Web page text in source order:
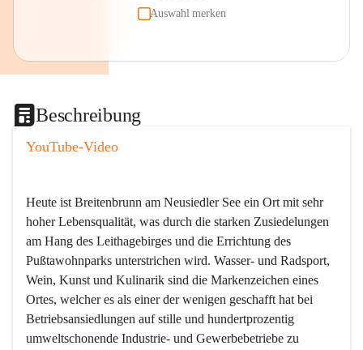
Auswahl merken
Beschreibung
YouTube-Video
Heute ist Breitenbrunn am Neusiedler See ein Ort mit sehr
hoher Lebensqualität, was durch die starken Zusiedelungen
am Hang des Leithagebirges und die Errichtung des
Pußtawohnparks unterstrichen wird. Wasser- und Radsport,
Wein, Kunst und Kulinarik sind die Markenzeichen eines
Ortes, welcher es als einer der wenigen geschafft hat bei
Betriebsansiedlungen auf stille und hundertprozentig
umweltschonende Industrie- und Gewerbebetriebe zu